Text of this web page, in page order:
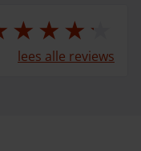
lees alle reviews